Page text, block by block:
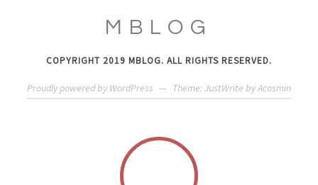
MBLOG
COPYRIGHT 2019 MBLOG. ALL RIGHTS RESERVED.
Proudly powered by WordPress — Theme: JustWrite byAcosmin